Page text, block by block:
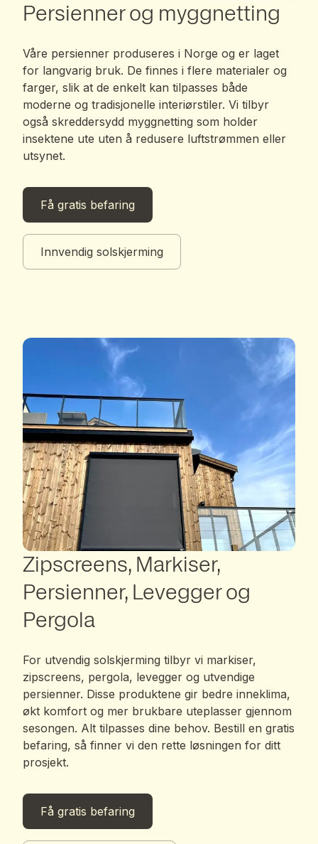
Persienner og myggnetting
Våre persienner produseres i Norge og er laget
for langvarig bruk. De finnes i flere materialer og
farger, slik at de enkelt kan tilpasses både
moderne og tradisjonelle interiørstiler. Vi tilbyr
også skreddersydd myggnetting som holder
insektene ute uten å redusere luftstrømmen eller
utsynet.
Få gratis befaring
Innvendig solskjerming
Zipscreens, Markiser,
Persienner, Levegger og
Pergola
For utvendig solskjerming tilbyr vi markiser,
zipscreens, pergola, levegger og utvendige
persienner. Disse produktene gir bedre inneklima,
økt komfort og mer brukbare uteplasser gjennom
sesongen. Alt tilpasses dine behov. Bestill en gratis
befaring, så finner vi den rette løsningen for ditt
prosjekt.
Få gratis befaring